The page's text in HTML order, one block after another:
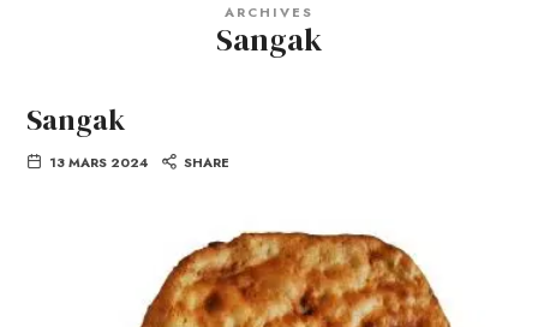
ARCHIVES
Sangak
Sangak
13 MARS 2024 SHARE